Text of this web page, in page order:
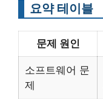
요약 테이블
문제 원인
소프트웨어 문
제